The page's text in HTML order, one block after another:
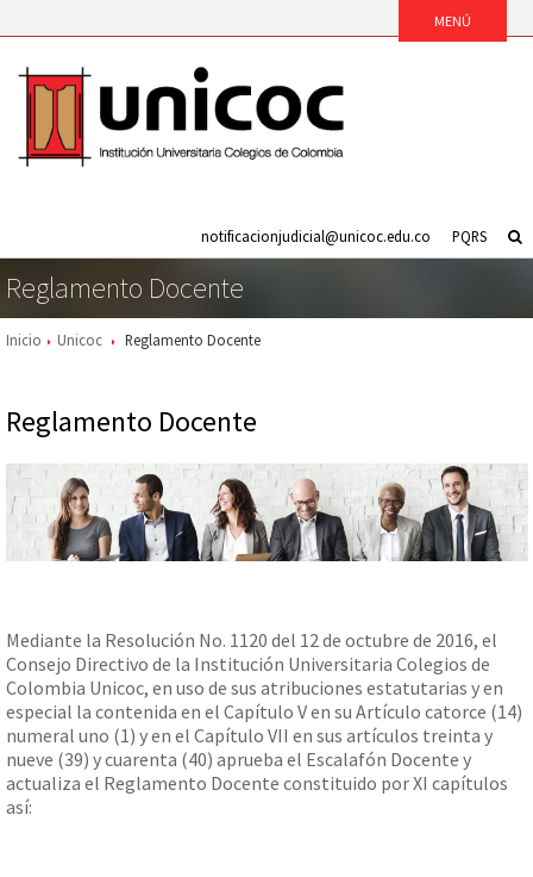
PQRS
notificacionjudicial@unicoc.edu.co
Reglamento Docente
Inicio Unicoc Reglamento Docente
Reglamento Docente
Mediante la Resolución No. 1120 del 12 de octubre de 2016, el
Consejo Directivo de la Institución Universitaria Colegios de
Colombia Unicoc, en uso de sus atribuciones estatutarias y en
especial la contenida en el Capítulo V en su Artículo catorce (14)
numeral uno (1) y en el Capítulo VII en sus artículos treinta y
nueve (39) y cuarenta (40) aprueba el Escalafón Docente y
actualiza el Reglamento Docente constituido por XI capítulos
así: